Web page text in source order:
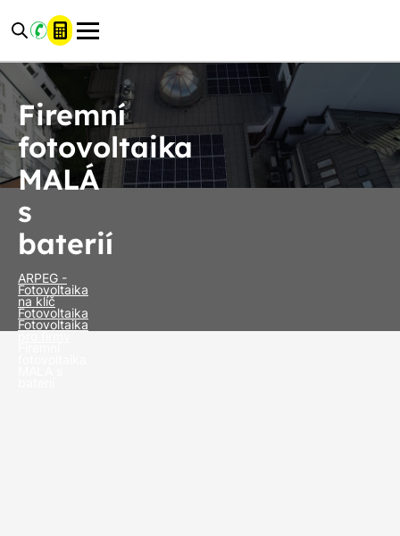
Firemní
fotovoltaika
MALÁ
s
baterií
ARPEG -
Fotovoltaika
na klíč
Fotovoltaika
Fotovoltaika